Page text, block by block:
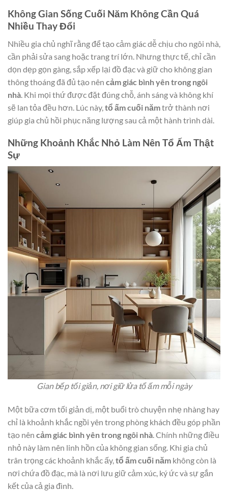
Không Gian Sống Cuối Năm Không Cần Quá
Nhiều Thay Đổi
Nhiều gia chủ nghĩ rằng để tạo cảm giác dễ chịu cho ngôi nhà,
cần phải sửa sang hoặc trang trí lớn. Nhưng thực tế, chỉ cần
dọn dẹp gọn gàng, sắp xếp lại đồ đạc và giữ cho không gian
thông thoáng đã đủ tạo nên cảm giác bình yên trong ngôi
nhà . Khi mọi thứ được đặt đúng chỗ, ánh sáng và không khí
sẽ lan tỏa đều hơn. Lúc này, tổ ấm cuối nămtrở thành nơi
giúp gia chủ hồi phục năng lượng sau cả một hành trình dài.
Những Khoảnh Khắc Nhỏ Làm Nên Tổ Ấm Thật
Sự
Gian bếp tối giản, nơi giữ lửa tổ ấm mỗi ngày
Một bữa cơm tối giản dị, một buổi trò chuyện nhẹ nhàng hay
chỉ là khoảnh khắc ngồi yên trong phòng khách đều góp phần
tạo nên cảm giác bình yên trong ngôi nhà . Chính những điều
nhỏ này làm nên linh hồn của không gian sống. Khi gia chủ
trân trọng các khoảnh khắc ấy, tổ ấm cuối năm không còn là
nơi chứa đồ đạc, mà là nơi lưu giữ cảm xúc, ký ức và sự gắn
kết của cả gia đình.